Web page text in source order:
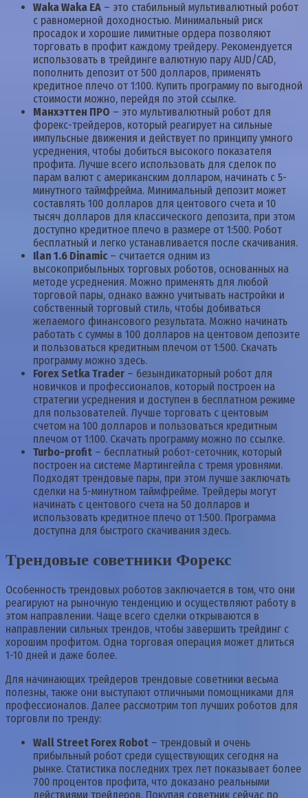
Waka Waka EA – это стабильный мультивалютный робот
с равномерной доходностью. Минимальный риск
просадок и хорошие лимитные ордера позволяют
торговать в профит каждому трейдеру. Рекомендуется
использовать в трейдинге валютную пару AUD/CAD,
пополнить депозит от 500 долларов, применять
кредитное плечо от 1:100. Купить программу по выгодной
стоимости можно, перейдя по этой ссылке.
Манхэттен ПРО – это мультивалютный робот для
форекс-трейдеров, который реагирует на сильные
импульсные движения и действует по принципу умного
усреднения, чтобы добиться высокого показателя
профита. Лучше всего использовать для сделок по
парам валют с американским долларом, начинать с 5-
минутного таймфрейма. Минимальный депозит может
составлять 100 долларов для центового счета и 10
тысяч долларов для классического депозита, при этом
доступно кредитное плечо в размере от 1:500. Робот
бесплатный и легко устанавливается после скачивания.
Ilan 1.6 Dinamic– считается одним из
высокоприбыльных торговых роботов, основанных на
методе усреднения. Можно применять для любой
торговой пары, однако важно учитывать настройки и
собственный торговый стиль, чтобы добиваться
желаемого финансового результата. Можно начинать
работать с суммы в 100 долларов на центовом депозите
и пользоваться кредитным плечом от 1:500. Скачать
программу можно здесь.
Forex Setka Trader – безындикаторный робот для
новичков и профессионалов, который построен на
стратегии усреднения и доступен в бесплатном режиме
для пользователей. Лучше торговать с центовым
счетом на 100 долларов и пользоваться кредитным
плечом от 1:100. Скачать программу можно по ссылке.
Turbo-profit – бесплатный робот-сеточник, который
построен на системе Мартингейла с тремя уровнями.
Подходят трендовые пары, при этом лучше заключать
сделки на 5-минутном таймфрейме. Трейдеры могут
начинать с центового счета на 50 долларов и
использовать кредитное плечо от 1:500. Программа
доступна для быстрого скачивания здесь.
Трендовые советники Форекс
Особенность трендовых роботов заключается в том, что они
реагируют на рыночную тенденцию и осуществляют работу в
этом направлении. Чаще всего сделки открываются в
направлении сильных трендов, чтобы завершить трейдинг с
хорошим профитом. Одна торговая операция может длиться
1-10 дней и даже более.
Для начинающих трейдеров трендовые советники весьма
полезны, также они выступают отличными помощниками для
профессионалов. Далее рассмотрим топ лучших роботов для
торговли по тренду:
Wall Street Forex Robot – трендовый и очень
прибыльный робот среди существующих сегодня на
рынке. Статистика последних трех лет показывает более
700 процентов профита, что доказано реальными
действиями трейдеров. Покупая советник сейчас по